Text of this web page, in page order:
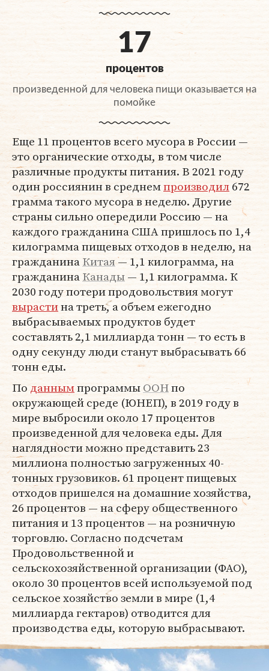
17
процентов
произведенной для человека пищи оказывается на
помойке
Еще 11 процентов всего мусора в России —
это органические отходы, в том числе
различные продукты питания. В 2021 году
один россиянин в среднемпроизводил672
грамма такого мусора в неделю. Другие
страны сильно опередили Россию — на
каждого гражданина США пришлось по 1,4
килограмма пищевых отходов в неделю, на
гражданинаКитая— 1,1 килограмма, на
гражданинаКанады— 1,1 килограмма. К
2030 году потери продовольствия могут
вырастина треть, а объем ежегодно
выбрасываемых продуктов будет
составлять 2,1 миллиарда тонн — то есть в
одну секунду люди станут выбрасывать 66
тонн еды.
По даннымпрограммыООНпо
окружающей среде (ЮНЕП), в 2019 году в
мире выбросили около 17 процентов
произведенной для человека еды. Для
наглядности можно представить 23
миллиона полностью загруженных 40-
тонных грузовиков. 61 процент пищевых
отходов пришелся на домашние хозяйства,
26 процентов — на сферу общественного
питания и 13 процентов — на розничную
торговлю. Согласно подсчетам
Продовольственной и
сельскохозяйственной организации (ФАО),
около 30 процентов всей используемой под
сельское хозяйство земли в мире (1,4
миллиарда гектаров) отводится для
производства еды, которую выбрасывают.